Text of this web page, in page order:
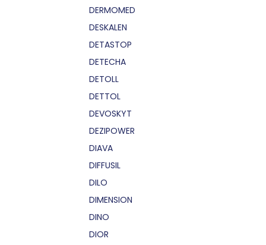
DERMOMED
DESKALEN
DETASTOP
DETECHA
DETOLL
DETTOL
DEVOSKYT
DEZIPOWER
DIAVA
DIFFUSIL
DILO
DIMENSION
DINO
DIOR